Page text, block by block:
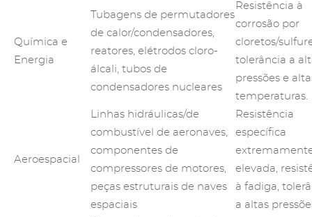
Química e
Energia
Tubagens de permutadores
de calor/condensadores,
reatores, elétrodos cloro-
álcali, tubos de
condensadores nucleares
Resistência à
corrosão por
cloretos/
tolerância a
pressões e
temperaturas.
Aeroespacial
Linhas hidráulicas/de
combustível de aeronaves,
componentes de
compressores de motores,
peças estruturais de naves
espaciais
Resistência
específica
elevada,
à fadiga,
a altas